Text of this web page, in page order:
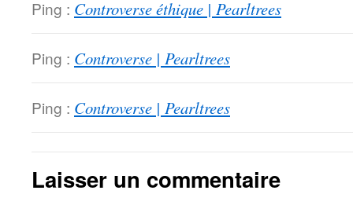
Ping : Controverse éthique | Pearltrees
Ping : Controverse | Pearltrees
Ping : Controverse | Pearltrees
Laisser un commentaire